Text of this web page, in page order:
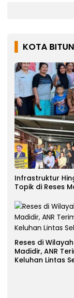
KOTA
Infrastruktur
Topik di Reses
Reses di Wilayah
Madidir, ANR
Keluhan Lintas